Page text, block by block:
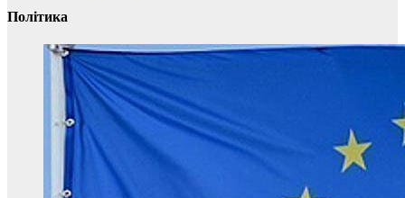
Політика